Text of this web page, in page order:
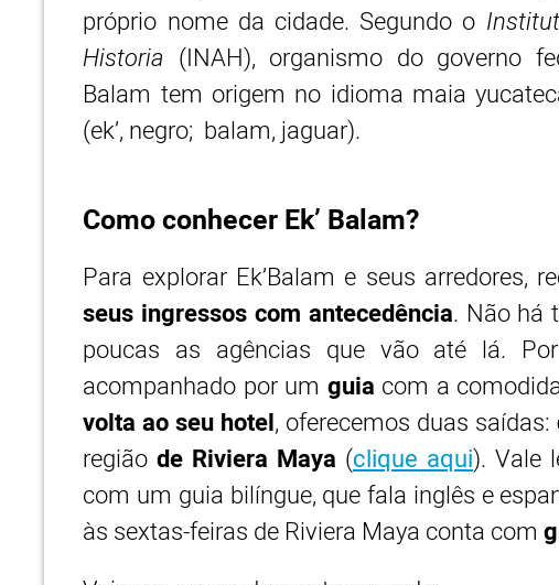
próprio nome da cidade. Segundo o
Historia (INAH), organismo do governo
Balam tem origem no idioma maia
(ek’, negro; balam, jaguar).
Como conhecer Ek’ Balam?
Para explorar Ek’Balam e seus arredores,
seus ingressos com antecedência. Não há
poucas as agências que vão até lá.
acompanhado por um guia com a
volta ao seu hotel, oferecemos duas saídas:
regiãode Riviera Maya (clique aqui). Vale
com um guia bilíngue, que fala inglês e
às sextas-feiras de Riviera Maya conta com